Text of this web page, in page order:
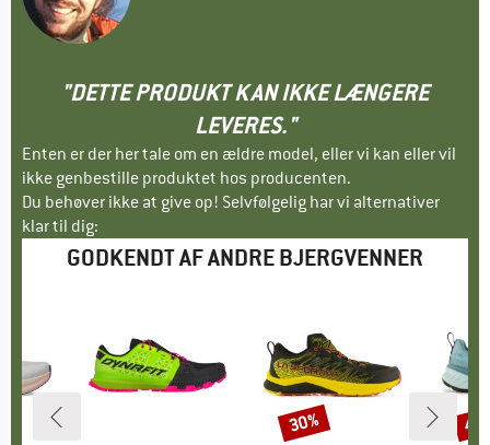
"DETTE PRODUKT KAN IKKE LÆNGERE
LEVERES."
Enten er der her tale om en ældre model, eller vi kan eller vil
ikke genbestille produktet hos producenten.
Du behøver ikke at give op! Selvfølgelig har vi alternativer
klar til dig:
GODKENDT AF ANDRE BJERGVENNER
Rabat
30%